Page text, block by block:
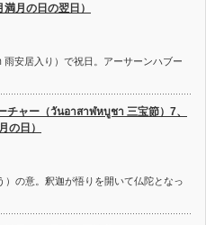
月の日の翌日）
安居入り）で祝日。アーサーンハブー
チャー（วันอาสาฬหบูชา 三宝節）7、
の日）
の意。釈迦が悟りを開いて仏陀となっ